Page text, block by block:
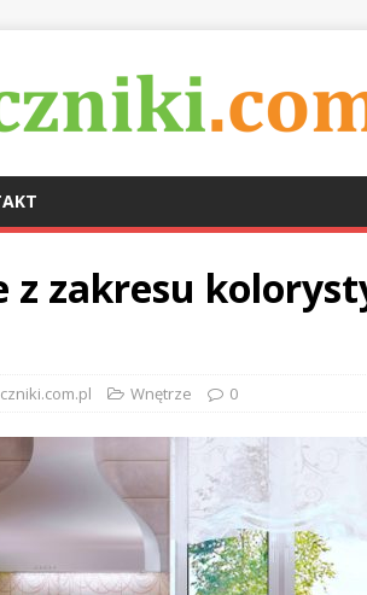
z zakresu
Wnętrze 0